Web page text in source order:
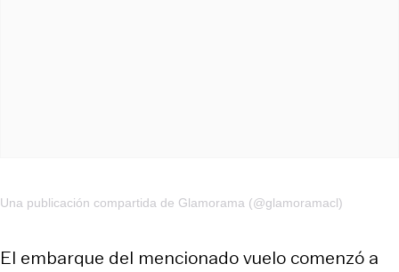
Una publicación compartida de Glamorama (@glamoramacl)
El embarque del mencionado vuelo comenzó a